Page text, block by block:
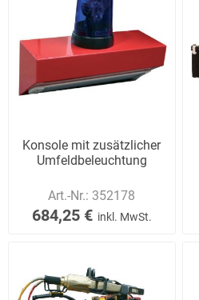
Konsole mit zusätzlicher
Umfeldbeleuchtung
Art.-Nr.: 352178
684,25 € inkl. MwSt.